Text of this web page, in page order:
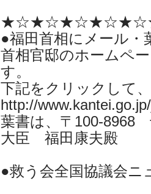
●福田首相にメール・
首相官邸のホームペ
す。
下記をクリックして
http://
葉書は、〒100-8968
大臣 福田康夫殿
●救う会全国協議会ニ